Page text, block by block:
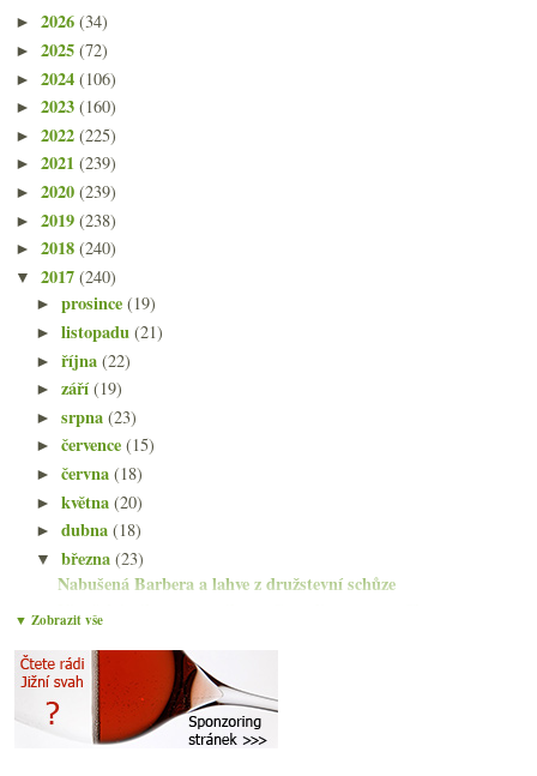
► 2026 (34)
► 2025 (72)
► 2024 (106)
► 2023 (160)
► 2022 (225)
► 2021 (239)
► 2020 (239)
► 2019 (238)
► 2018 (240)
▼ 2017 (240)
►prosince(19)
►listopadu(21)
►října(22)
►září(19)
►srpna(23)
►července(15)
►června(18)
►května(20)
►dubna(18)
▼března(23)
Nabušená Barbera a lahve z družstevní schůze
Vinařský zákon, naturálno a Cornelissen, ceny Cham...
Fajn cava a další dvě saké do sbírky
Fino Jarana a levnější repliky populárních vín
Fajn červená Montemercurio z Montepulciana
Moravská vína do Číny, pití z dřeva, příběhy…
▼ Zobrazit vše